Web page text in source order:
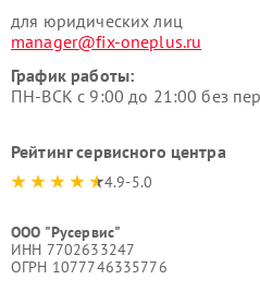
для юридических лиц
manager@fix-oneplus.ru
График работы:
ПН-ВСК с 9:00 до 21:00 без
Рейтинг сервисного центра
4.9-5.0
ООО "Русервис"
ИНН 7702633247
ОГРН 1077746335776